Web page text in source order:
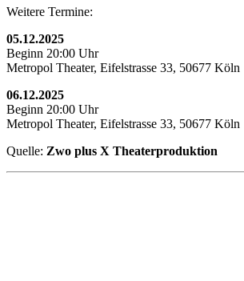
Weitere Termine:
05.12.2025
Beginn 20:00 Uhr
Metropol Theater, Eifelstrasse 33, 50677 Köln
06.12.2025
Beginn 20:00 Uhr
Metropol Theater, Eifelstrasse 33, 50677 Köln
Quelle: Zwo plus X Theaterproduktion